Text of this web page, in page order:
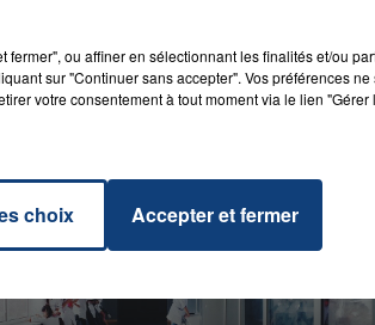
fermer", ou affiner en sélectionnant les finalités et/ou
sur "Continuer sans accepter". Vos préférences
votre consentement à tout moment via le lien
choix Accepter et fermer